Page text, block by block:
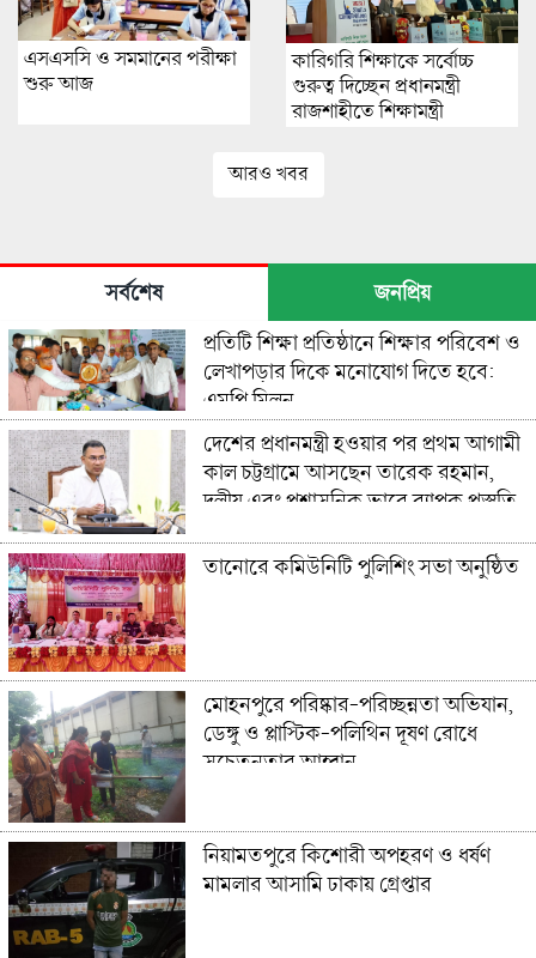
এসএসসি ও সমমানের পরীক্ষা
শুরু আজ
কারিগরি শিক্ষাকে সর্বোচ্চ
গুরুত্ব দিচ্ছেন প্রধানমন্ত্রী
রাজশাহীতে শিক্ষামন্ত্রী
আরও খবর
সর্বশেষ
জনপ্রিয়
প্রতিটি শিক্ষা প্রতিষ্ঠানে শিক্ষার পরিবেশ ও
লেখাপড়ার দিকে মনোযোগ দিতে হবে:
এমপি মিলন
দেশের প্রধানমন্ত্রী হওয়ার পর প্রথম আগামী
কাল চট্টগ্রামে আসছেন তারেক রহমান,
দলীয় এবং প্রশাসনিক ভাবে ব্যাপক প্রস্তুতি
তানোরে কমিউনিটি পুলিশিং সভা অনুষ্ঠিত
মোহনপুরে পরিষ্কার-পরিচ্ছন্নতা অভিযান,
ডেঙ্গু ও প্লাস্টিক-পলিথিন দূষণ রোধে
সচেতনতার আহ্বান
নিয়ামতপুরে কিশোরী অপহরণ ও ধর্ষণ
মামলার আসামি ঢাকায় গ্রেপ্তার